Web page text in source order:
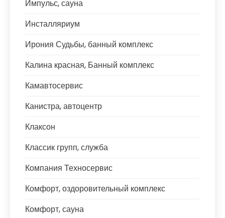
Импульс, сауна
Инсталляриум
Ирония Судьбы, банный комплекс
Калина красная, Банный комплекс
Камавтосервис
Канистра, автоцентр
Клаксон
Классик групп, служба
Компания Техносервис
Комфорт, оздоровительный комплекс
Комфорт, сауна